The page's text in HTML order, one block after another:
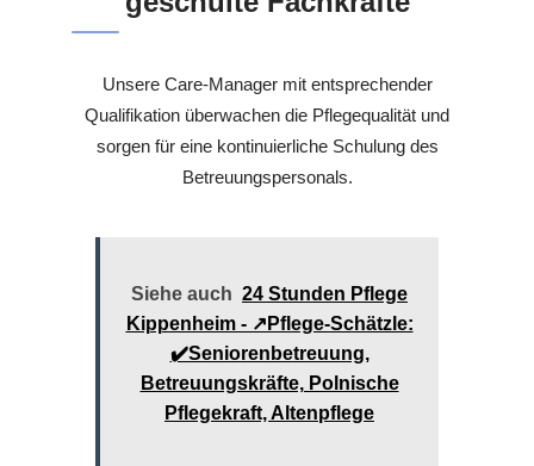
Unsere Care-Manager mit entsprechender
Qualifikation überwachen die Pflegequalität und
sorgen für eine kontinuierliche Schulung des
Betreuungspersonals.
Siehe auch 24 Stunden Pflege
Kippenheim - ↗️Pflege-Schätzle:
✔️Seniorenbetreuung,
Betreuungskräfte, Polnische
Pflegekraft, Altenpflege